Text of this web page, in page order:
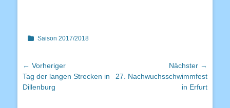
Kategorien
Saison 2017/2018
Beitragsnavigation
← Vorheriger
Vorheriger
Beitrag:
Tag der langen Strecken in
Dillenburg
Nächster →
Nächster
27. Nachwuchsschwimmfest
in Erfurt